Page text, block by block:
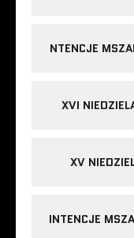
NTENCJE
XVI
XV
INTENCJE